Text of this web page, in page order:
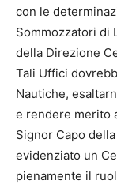
con le
Sommozzatori di
della Direzione
Tali Uffici
Nautiche,
e rendere merito
Signor Capo
evidenziato un
pienamente il